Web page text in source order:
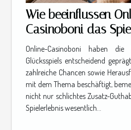
Wie beeinflussen
Casinoboni das
Online-Casinoboni haben
Glücksspiels entscheidend
zahlreiche Chancen sowie
mit dem Thema beschäftigt,
nicht nur schlichtes Zusatz-
Spielerlebnis wesentlich...